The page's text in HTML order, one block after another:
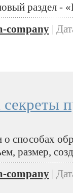
раздел -
company |
способах
размер,
company